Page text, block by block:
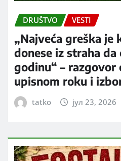
DRUŠTVO VESTI
„Najveća greška je
donese iz straha
godinu“ – razgovor
upisnom roku i
tatko јул 23, 2026